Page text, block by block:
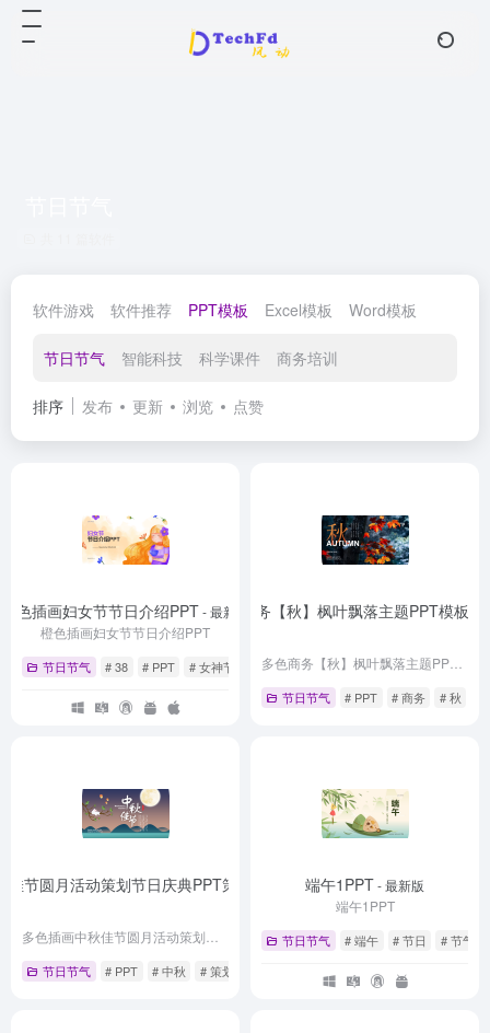
软件游戏 软件推荐 PPT模板 Excel模板 Word模板
节日节气 智能科技 科学课件 商务培训
排序 发布 更新 浏览 点赞
橙色插画妇女节节日介绍PPT- 最新版
橙色插画妇女节节日介绍PPT
节日节气 # 38 # PPT # 女神节
多色商务【秋】枫叶飘落主题PPT模板
节日节气 # PPT # 商务 # 秋
佳节圆月活动策划节日庆典PPT策划方案 - 最新版
节日节气 # PPT # 中秋 # 策划
端午1PPT- 最新版
端午1PPT
节日节气 # 端午 # 节日 # 节气